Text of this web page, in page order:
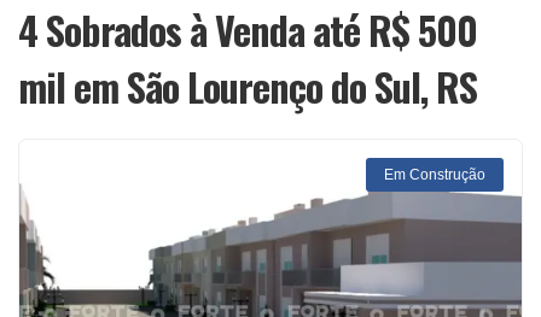
4 Sobrados à Venda até R$ 500
mil em São Lourenço do Sul, RS
Em Construção